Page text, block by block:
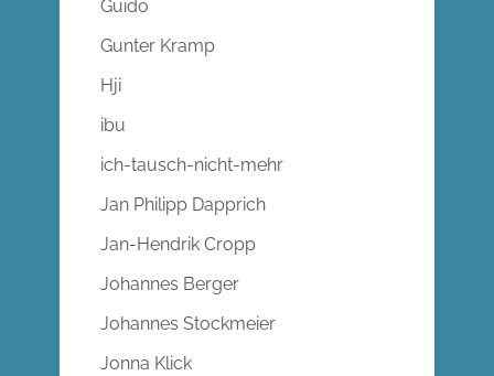
Guido
Gunter Kramp
Hji
ibu
ich-tausch-nicht-mehr
Jan Philipp Dapprich
Jan-Hendrik Cropp
Johannes Berger
Johannes Stockmeier
Jonna Klick